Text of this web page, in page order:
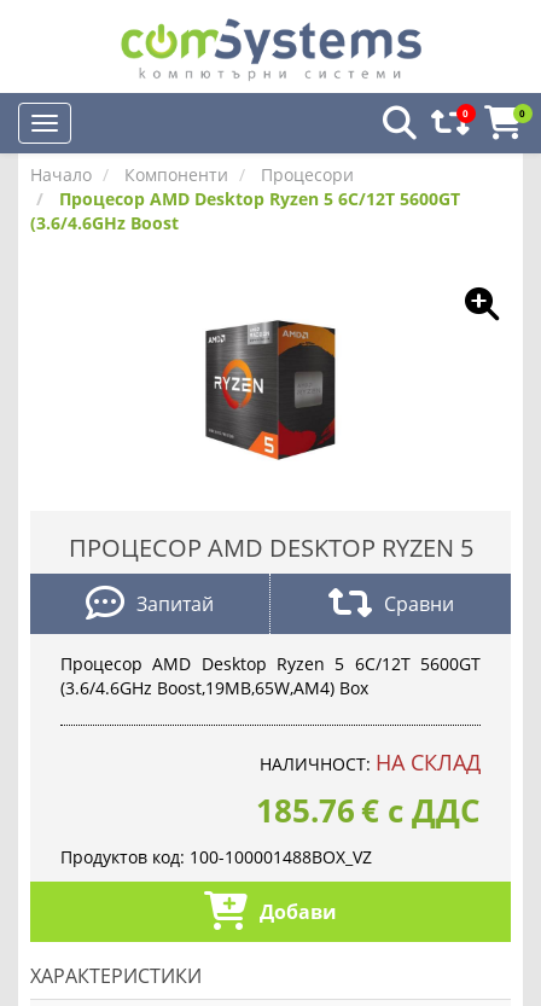
0 0
Начало Компоненти
Процесори
Процесор AMD Desktop Ryzen 5 6C/12T 5600GT
(3.6/4.6GHz Boost
ПРОЦЕСОР AMD DESKTOP RYZEN 5
Запитай Сравни
Процесор AMD Desktop Ryzen 5 6C/12T 5600GT
(3.6/4.6GHz Boost,19MB,65W,AM4) Box
НАЛИЧНОСТ: НА СКЛАД
185.76€ с ДДС
Продуктов код: 100-100001488BOX_VZ
Добави
ХАРАКТЕРИСТИКИ